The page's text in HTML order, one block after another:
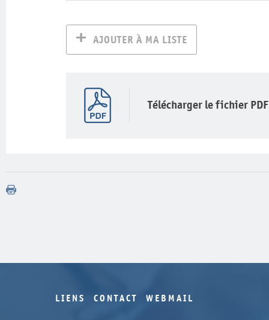
AJOUTER À MA LISTE
Télécharger le fichier PDF
LIENS CONTACT WEBMAIL